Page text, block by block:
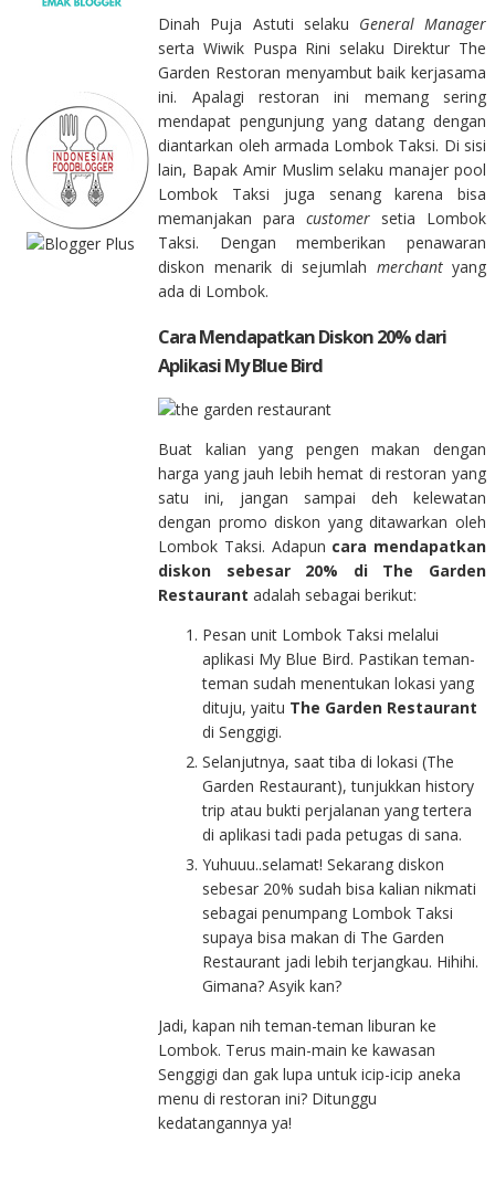
Dinah Puja Astuti selaku General Manager
serta Wiwik Puspa Rini selaku Direktur The
Garden Restoran menyambut baik kerjasama
ini. Apalagi restoran ini memang sering
mendapat pengunjung yang datang dengan
diantarkan oleh armada Lombok Taksi. Di sisi
lain, Bapak Amir Muslim selaku manajer pool
Lombok Taksi juga senang karena bisa
memanjakan paracustomer setia Lombok
Taksi. Dengan memberikan penawaran
diskon menarik di sejumlah merchant yang
ada di Lombok.
Cara Mendapatkan Diskon 20% dari
Aplikasi My Blue Bird
Buat kalian yang pengen makan dengan
harga yang jauh lebih hemat di restoran yang
satu ini, jangan sampai deh kelewatan
dengan promo diskon yang ditawarkan oleh
Lombok Taksi. Adapun cara mendapatkan
diskon sebesar 20% di The Garden
Restaurant adalah sebagai berikut:
Pesan unit Lombok Taksi melalui
aplikasi My Blue Bird. Pastikan teman-
teman sudah menentukan lokasi yang
dituju, yaitu The Garden Restaurant
di Senggigi.
Selanjutnya, saat tiba di lokasi (The
Garden Restaurant), tunjukkan history
trip atau bukti perjalanan yang tertera
di aplikasi tadi pada petugas di sana.
Yuhuuu..selamat! Sekarang diskon
sebesar 20% sudah bisa kalian nikmati
sebagai penumpang Lombok Taksi
supaya bisa makan di The Garden
Restaurant jadi lebih terjangkau. Hihihi.
Gimana? Asyik kan?
Jadi, kapan nih teman-teman liburan ke
Lombok. Terus main-main ke kawasan
Senggigi dan gak lupa untuk icip-icip aneka
menu di restoran ini? Ditunggu
kedatangannya ya!